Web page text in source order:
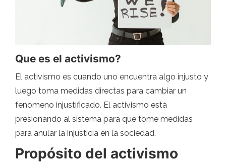
Que es el activismo?
El activismo es cuando uno encuentra algo injusto y
luego toma medidas directas para cambiar un
fenómeno injustificado. El activismo está
presionando al sistema para que tome medidas
para anular la injusticia en la sociedad.
Propósito del activismo